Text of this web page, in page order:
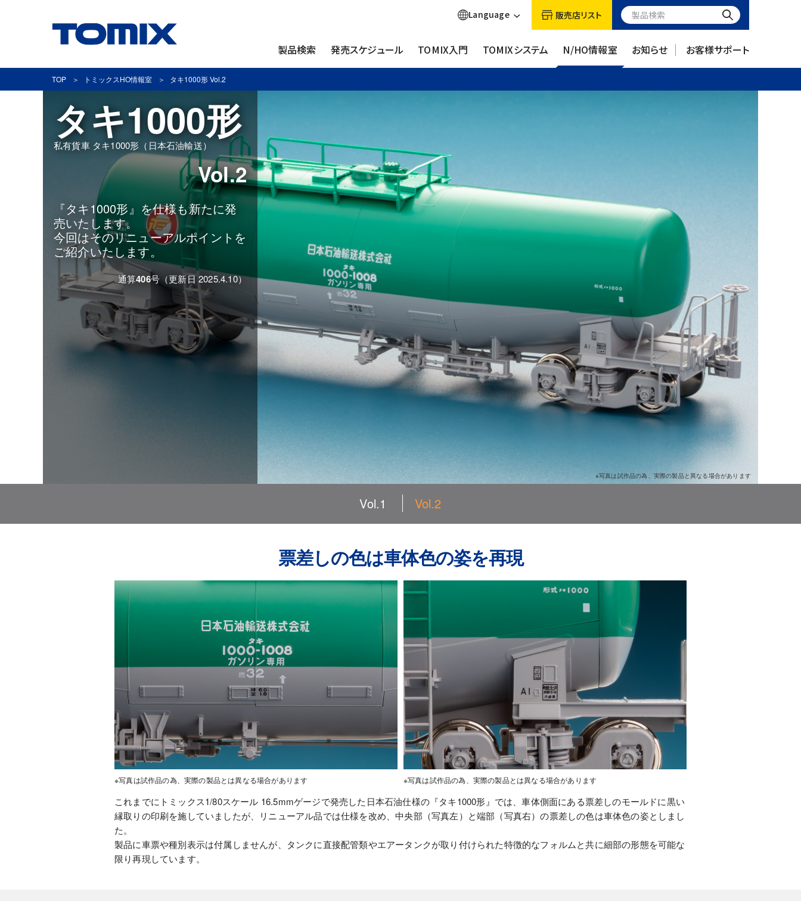
製品検索 発売スケジュール TOMIX入門 TOMIXシステム N/HO情報室 お知らせ お客様サポート
Language 販売店リスト
TOP トミックスHO情報室 タキ1000形 Vol.2
タキ1000形
私有貨車 タキ1000形（日本石油輸送）
Vol.2
『タキ1000形』を仕様も新たに発
売いたします。
今回はそのリニューアルポイントを
ご紹介いたします。
通算406号（更新日 2025.4.10）
※写真は試作品の為、実際の製品と異なる場合があります
Vol.1 Vol.2
票差しの色は車体色の姿を再現
※写真は試作品の為、実際の製品とは異なる場合があります ※写真は試作品の為、実際の製品とは異なる場合があります
これまでにトミックス1/80スケール 16.5mmゲージで発売した日本石油仕様の『タキ1000形』では、車体側面にある票差しのモールドに黒い
縁取りの印刷を施していましたが、リニューアル品では仕様を改め、中央部（写真左）と端部（写真右）の票差しの色は車体色の姿としまし
た。
製品に車票や種別表示は付属しませんが、タンクに直接配管類やエアータンクが取り付けられた特徴的なフォルムと共に細部の形態を可能な
限り再現しています。